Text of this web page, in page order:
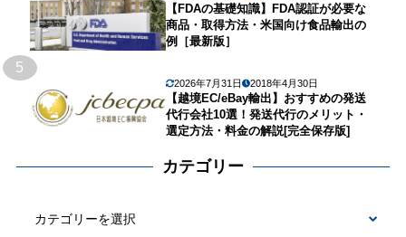
【FDAの基礎知識】FDA認証が必要な
商品・取得方法・米国向け食品輸出の
例［最新版］
5
2026年7月31日 2018年4月30日
【越境EC/eBay輸出】おすすめの発送
代行会社10選！発送代行のメリット・
選定方法・料金の解説[完全保存版]
カテゴリー